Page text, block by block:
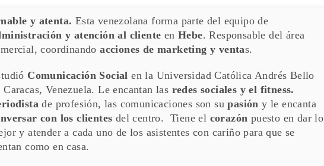
y atenta. Esta venezolana forma parte del equipo de
y atención al cliente en Hebe. Responsable del área
coordinandoacciones de marketing y ventas.
Comunicación Social en la Universidad Católica Andrés Bello
Caracas, Venezuela. Le encantan las redes sociales y el fitness.
de profesión, las comunicaciones son supasión y le encanta
con los clientes del centro. Tiene el corazón puesto en dar lo
y atender a cada uno de los asistentes con cariño para que se
como en casa.